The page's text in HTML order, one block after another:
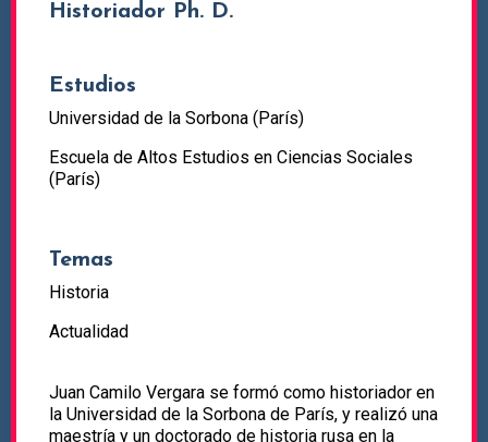
Historiador Ph. D.
Estudios
Universidad de la Sorbona (París)
Escuela de Altos Estudios en Ciencias Sociales
(París)
Temas
Historia
Actualidad
Juan Camilo Vergara se formó como historiador en
la Universidad de la Sorbona de París, y realizó una
maestría y un doctorado de historia rusa en la